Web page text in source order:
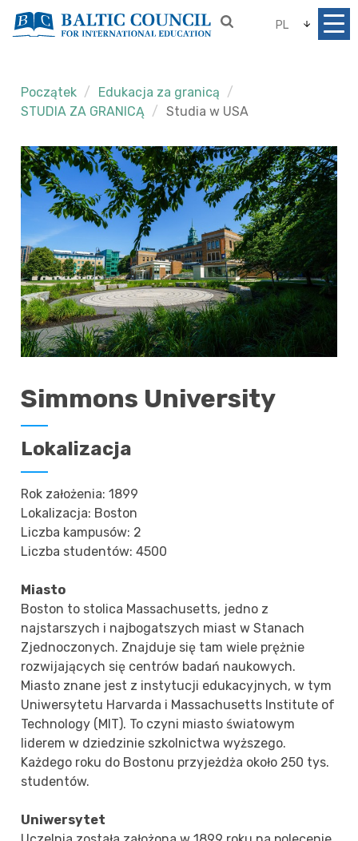
PL
Początek
Edukacja za granicą
STUDIA ZA GRANICĄ
Studia w USA
Simmons University
Lokalizacja
Rok założenia: 1899
Lokalizacja: Boston
Liczba kampusów: 2
Liczba studentów: 4500
Miasto
Boston to stolica Massachusetts, jedno z
najstarszych i najbogatszych miast w Stanach
Zjednoczonych. Znajduje się tam wiele prężnie
rozwijających się centrów badań naukowych.
Miasto znane jest z instytucji edukacyjnych, w tym
Uniwersytetu Harvarda i Massachusetts Institute of
Technology (MIT). To czyni miasto światowym
liderem w dziedzinie szkolnictwa wyższego.
Każdego roku do Bostonu przyjeżdża około 250 tys.
studentów.
Uniwersytet